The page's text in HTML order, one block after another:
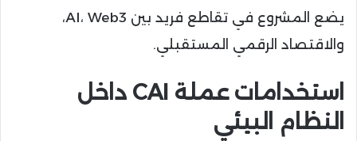
يضع المشروع في تقاطع فريد بين AI، Web3،
والاقتصاد الرقمي المستقبلي.
استخدامات عملة CAI داخل
النظام البيئي